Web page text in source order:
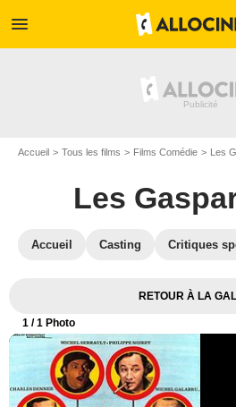
menu
Accueil Tous les films Films Comédie Les
Les
Accueil Casting Critiques
RETOUR À LA
1 / 1 Photo